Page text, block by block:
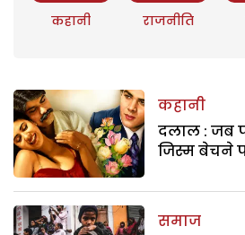
कहानी राजनीति
कहानी
दलाल : जब
जिस्म बेचने
समाज